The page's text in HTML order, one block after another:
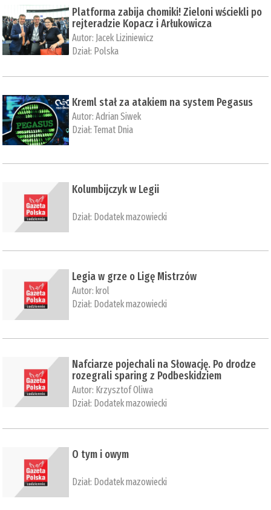
Platforma zabija chomiki! Zieloni wściekli po
rejteradzie Kopacz i Arłukowicza
Autor: Jacek Liziniewicz
Dział: Polska
Kreml stał za atakiem na system Pegasus
Autor:Adrian Siwek
Dział:Temat Dnia
Kolumbijczyk w Legii
Dział: Dodatek mazowiecki
Legia w grze o Ligę Mistrzów
Autor: krol
Dział: Dodatek mazowiecki
Nafciarze pojechali na Słowację. Po drodze
rozegrali sparing z Podbeskidziem
Autor: Krzysztof Oliwa
Dział: Dodatek mazowiecki
O tym i owym
Dział: Dodatek mazowiecki